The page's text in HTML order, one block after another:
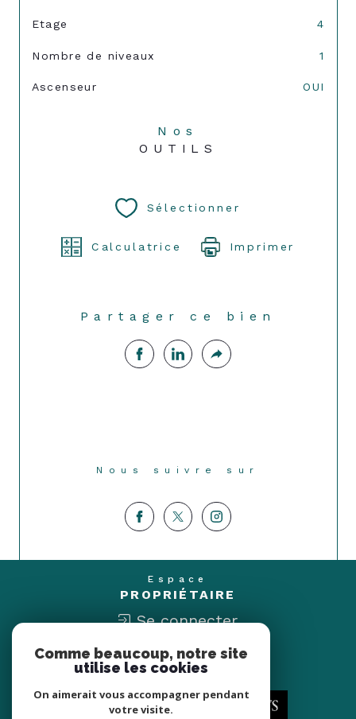
Etage 4
Nombre de niveaux 1
Ascenseur OUI
Nos
OUTILS
Sélectionner
Calculatrice Imprimer
Partager ce bien
Nous suivre sur
Espace
PROPRIÉTAIRE
Se connecter
Nous
ADHÉRONS
Comme beaucoup, notre site
utilise les cookies
On aimerait vous accompagner pendant
votre visite.